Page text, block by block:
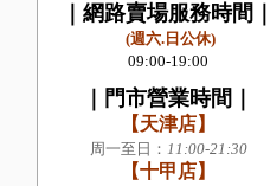
｜網路賣場服務時間｜
(週六.日公休)
09:00-19:00
門市營業時間
【天津店】
周一至日： 11:00-21:30
【十甲店】